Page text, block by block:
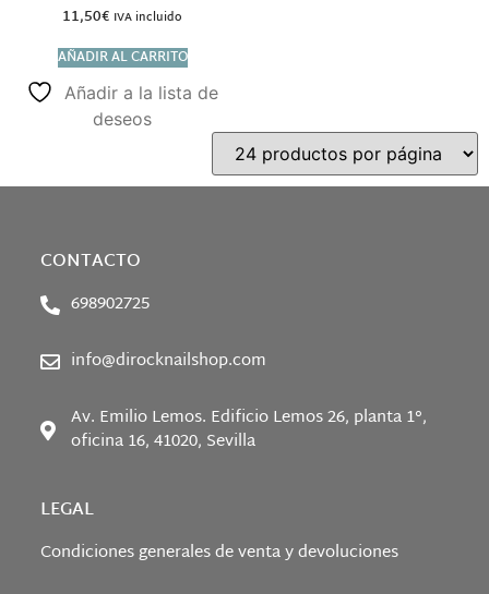
11,50€ IVA incluido
AÑADIR AL CARRITO
Añadir a la lista de
deseos
CONTACTO
698902725
info@dirocknailshop.com
Av. Emilio Lemos. Edificio Lemos 26, planta 1°,
oficina 16, 41020, Sevilla
LEGAL
Condiciones generales de venta y devoluciones